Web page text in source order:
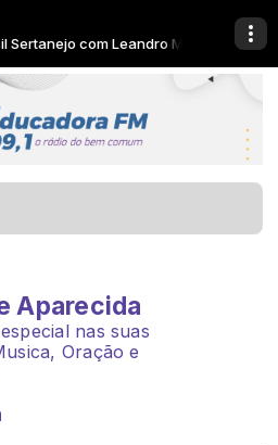
Sertanejo com Leandro Max
Playing info goes here
Aparecida
nas suas
Oração e